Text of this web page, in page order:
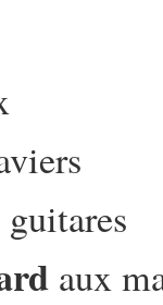
aux